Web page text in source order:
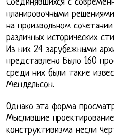
Соединявшихся с
планировочными
на произвольном
различных исторических
Из них 24 зарубежными
представлено Было 160
среди них были такие
Мендельсон.
Однако эта форма
Мыслившие
конструктивизма несли